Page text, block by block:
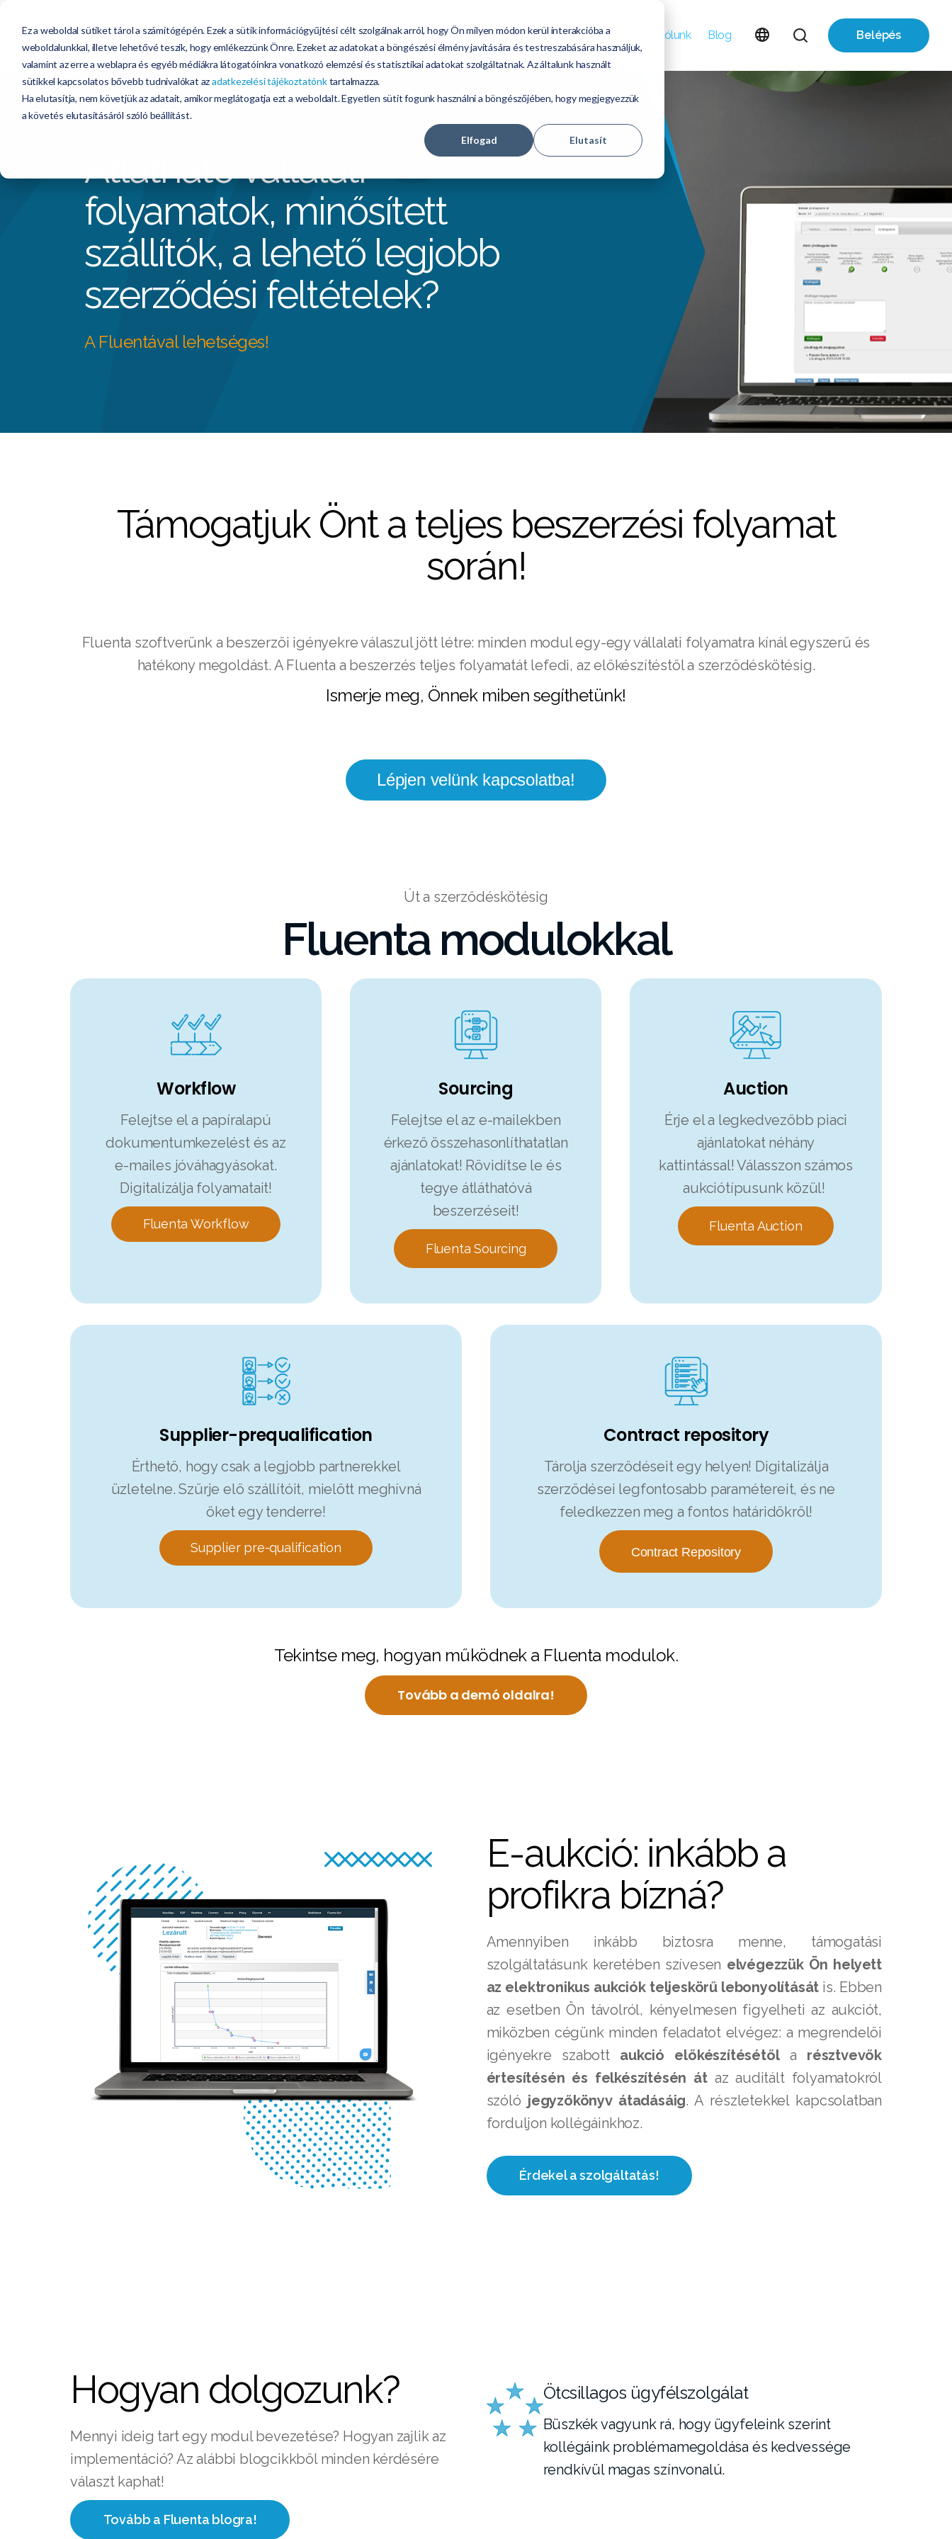
Ez a weboldal sütiket tárol a számítógépén. Ezek a sütik információgyűjtési célt szolgálnak arról, hogy Ön milyen módon kerül interakcióba a
weboldalunkkal, illetve lehetővé teszik, hogy emlékezzünk Önre. Ezeket az adatokat a böngészési élmény javítására és testreszabására használjuk,
valamint az erre a weblapra és egyéb médiákra látogatóinkra vonatkozó elemzési és statisztikai adatokat szolgáltatnak. Az általunk használt
sütikkel kapcsolatos bővebb tudnivalókat azadatkezelési tájékoztatónktartalmazza.
Ha elutasítja, nem követjük az adatait, amikor meglátogatja ezt a weboldalt. Egyetlen sütit fogunk használni a böngészőjében, hogy megjegyezzük
a követés elutasításáról szóló beállítást.
Elfogad Elutasít
Modulok Megoldásaink Online Demo Árazás Ügyfélszolgálat Rólunk Blog Belépés
Átlátható vállalati
folyamatok, minősített
szállítók, a lehető legjobb
szerződési feltételek?
A Fluentával lehetséges!
Támogatjuk Önt a teljes beszerzési folyamat
során!
Fluenta szoftverünk a beszerzői igényekre válaszul jött létre: minden modul egy-egy vállalati folyamatra kínál egyszerű és
hatékony megoldást. A Fluenta a beszerzés teljes folyamatát lefedi, az előkészítéstől a szerződéskötésig.
Ismerje meg, Önnek miben segíthetünk!
Lépjen velünk kapcsolatba!
Út a szerződéskötésig
Fluenta modulokkal
Workflow
Felejtse el a papíralapú
dokumentumkezelést és az
e-mailes jóváhagyásokat.
Digitalizálja folyamatait!
Fluenta Workflow
Sourcing
Felejtse el az e-mailekben
érkező összehasonlíthatatlan
ajánlatokat! Rövidítse le és
tegye átláthatóvá
beszerzéseit!
Fluenta Sourcing
Auction
Érje el a legkedvezőbb piaci
ajánlatokat néhány
kattintással! Válasszon számos
aukciótípusunk közül!
Fluenta Auction
Supplier-prequalification
Érthető, hogy csak a legjobb partnerekkel
üzletelne. Szűrje elő szállítóit, mielőtt meghívná
őket egy tenderre!
Supplier pre-qualification
Contract repository
Tárolja szerződéseit egy helyen! Digitalizálja
szerződései legfontosabb paramétereit, és ne
feledkezzen meg a fontos határidőkről!
Contract Repository
Tekintse meg, hogyan működnek a Fluenta modulok.
Tovább a demó oldalra!
E-aukció: inkább a
profikra bízná?
Amennyiben inkább biztosra menne, támogatási
szolgáltatásunk keretében szívesen elvégezzük Ön helyett
az elektronikus aukciók teljeskörű lebonyolítását is. Ebben
az esetben Ön távolról, kényelmesen figyelheti az aukciót,
miközben cégünk minden feladatot elvégez: a megrendelői
igényekre szabott aukció előkészítésétőla résztvevők
értesítésén és felkészítésén átaz auditált folyamatokról
szóló jegyzőkönyv átadásáig. A részletekkel kapcsolatban
forduljon kollégáinkhoz.
Érdekel a szolgáltatás!
Hogyan dolgozunk?
Mennyi ideig tart egy modul bevezetése? Hogyan zajlik az
implementáció? Az alábbi blogcikkből minden kérdésére
választ kaphat!
Ötcsillagos ügyfélszolgálat
Büszkék vagyunk rá, hogy ügyfeleink szerint
kollégáink problémamegoldása és kedvessége
rendkívül magas színvonalú.
Tovább a Fluenta blogra!